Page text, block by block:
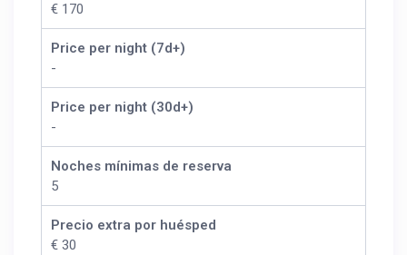
€ 170
Price per night (7d+)
-
Price per night (30d+)
-
Noches mínimas de reserva
5
Precio extra por huésped
€ 30